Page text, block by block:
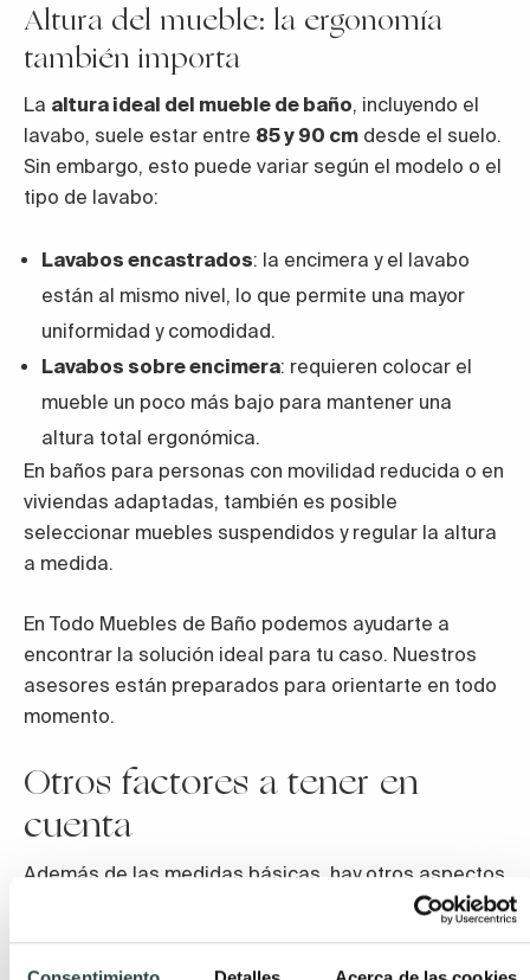
Altura del mueble: la ergonomía
también importa
La altura ideal del mueble de baño, incluyendo el
lavabo, suele estar entre 85 y 90 cm desde el suelo.
Sin embargo, esto puede variar según el modelo o el
tipo de lavabo:
Lavabos encastrados: la encimera y el lavabo
están al mismo nivel, lo que permite una mayor
uniformidad y comodidad.
Lavabos sobre encimera: requieren colocar el
mueble un poco más bajo para mantener una
altura total ergonómica.
En baños para personas con movilidad reducida o en
viviendas adaptadas, también es posible
seleccionar muebles suspendidos y regular la altura
a medida.
En Todo Muebles de Baño podemos ayudarte a
encontrar la solución ideal para tu caso. Nuestros
asesores están preparados para orientarte en todo
momento.
Otros factores a tener en
cuenta
Además de las medidas básicas, hay otros aspectos
Distribución interior: Cajones amplios, baldas